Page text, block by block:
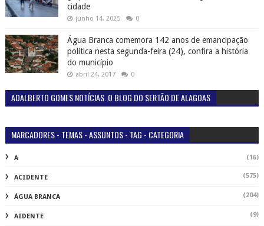
cidade
junho 14, 2025 0
Água Branca comemora 142 anos de emancipação
política nesta segunda-feira (24), confira a história
do município
abril 24, 2017 0
ADALBERTO GOMES NOTÍCIAS. O BLOG DO SERTÃO DE ALAGOAS
MARCADORES - TEMAS - ASSUNTOS - TAG - CATEGORIA
A (16)
ACIDENTE (575)
ÁGUA BRANCA (204)
AIDENTE (9)